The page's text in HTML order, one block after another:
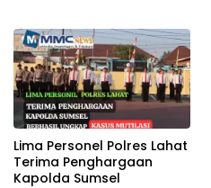
Lima Personel Polres Lahat
Terima Penghargaan
Kapolda Sumsel